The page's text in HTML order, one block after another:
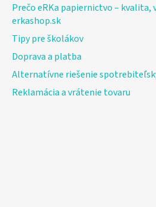
Prečo eRKa papiernictvo – kvalita,
erkashop.sk
Tipy pre školákov
Doprava a platba
Alternatívne riešenie
Reklamácia a vrátenie tovaru